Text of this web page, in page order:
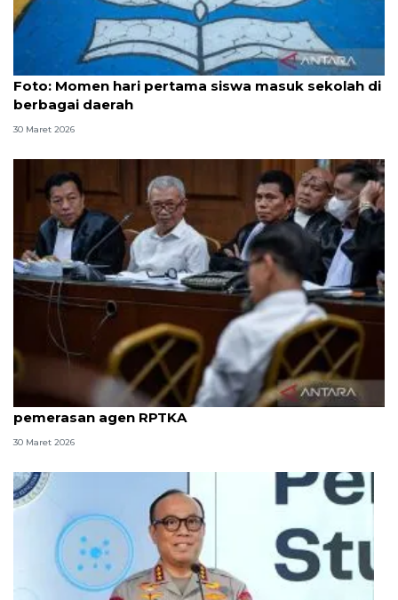
Foto: Momen hari pertama siswa masuk sekolah di
berbagai daerah
30 Maret 2026
8 ASN Kemenaker hadapi sidang tuntutan kasus
pemerasan agen RPTKA
30 Maret 2026